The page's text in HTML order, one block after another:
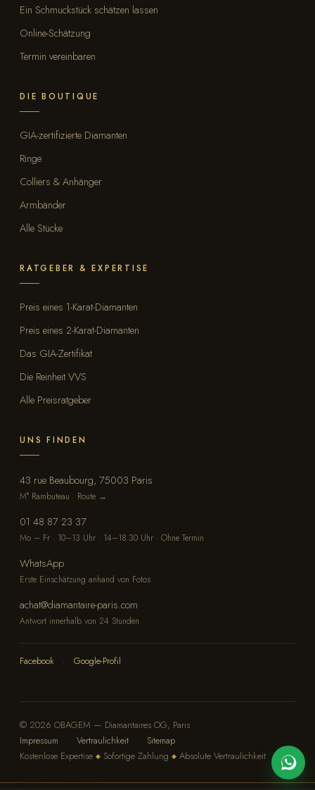
Ein Schmuckstück schätzen lassen
Online-Schätzung
Termin vereinbaren
DIE BOUTIQUE
GIA-zertifizierte Diamanten
Ringe
Colliers & Anhänger
Armbänder
Alle Stücke
RATGEBER & EXPERTISE
Preis eines 1-Karat-Diamanten
Preis eines 2-Karat-Diamanten
Das GIA-Zertifikat
Die Reinheit VVS
Alle Preisratgeber
UNS FINDEN
43 rue Beaubourg, 75003 Paris
M° Rambuteau · Route →
01 48 87 23 37
Mo – Fr · 10–13 Uhr · 14–18.30 Uhr · Ohne Termin
WhatsApp
Erste Einschätzung anhand von Fotos
achat@diamantaire-paris.com
Antwort innerhalb von 24 Stunden
Facebook · Google-Profil
© 2026 OBAGEM — Diamantaires OG, Paris
Impressum
· Vertraulichkeit ·
Sitemap
Kostenlose Expertise ◆ Sofortige Zahlung ◆ Absolute Vertraulichkeit